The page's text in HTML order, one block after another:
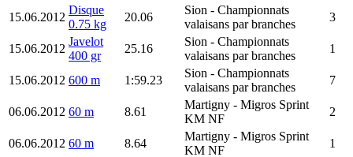
15.06.2012
Disque
0.75 kg
20.06
Sion - Championnats
valaisans par branches
3
15.06.2012
Javelot
400 gr
25.16
Sion - Championnats
valaisans par branches
1
15.06.2012 600 m 1:59.23
Sion - Championnats
valaisans par branches
7
06.06.2012 60 m 8.61
Martigny - Migros Sprint
KM NF
2
06.06.2012 60 m 8.64
Martigny - Migros Sprint
KM NF
1